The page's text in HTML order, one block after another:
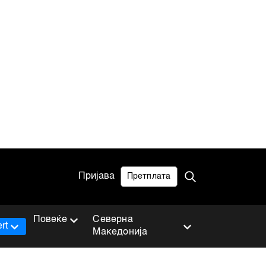
Пријава Претплата
Северна
Македонија
Повеќе